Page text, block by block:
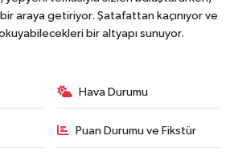
araya getiriyor. Şatafattan kaçınıyor ve
bir altyapı sunuyor.
Hava Durumu
Puan Durumu ve Fikstür